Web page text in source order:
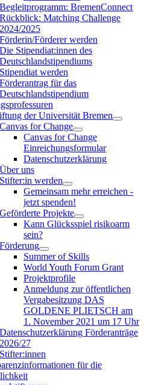
Begleitprogramm: BremenConnect
Rückblick: Matching Challenge
2024/2025
Förderin/Förderer werden
Die Stipendiat:innen des
Deutschlandstipendiums
Stipendiat werden
Förderantrag für das
Deutschlandstipendium
der Universität Bremen
Canvas for Change
Canvas for Change
Einreichungsformular
Datenschutzerklärung
Über uns
Stifter:in werden
Gemeinsam mehr erreichen -
jetzt spenden!
Geförderte Projekte
Kann Glücksspiel risikoarm
sein?
Förderung
Summer of Skills
World Youth Forum Grant
Projektprofile
Anmeldung zur öffentlichen
Vergabesitzung DAS
GOLDENE PLIETSCH am
1. November 2021 um 17 Uhr
Datenschutzerklärung Förderanträge
2026/27
Stifter:innen
für die